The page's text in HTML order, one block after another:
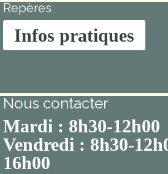
Repères
Infos pratiques
Nous contacter
Mardi : 8h30-12h00
Vendredi : 8h30-
16h00